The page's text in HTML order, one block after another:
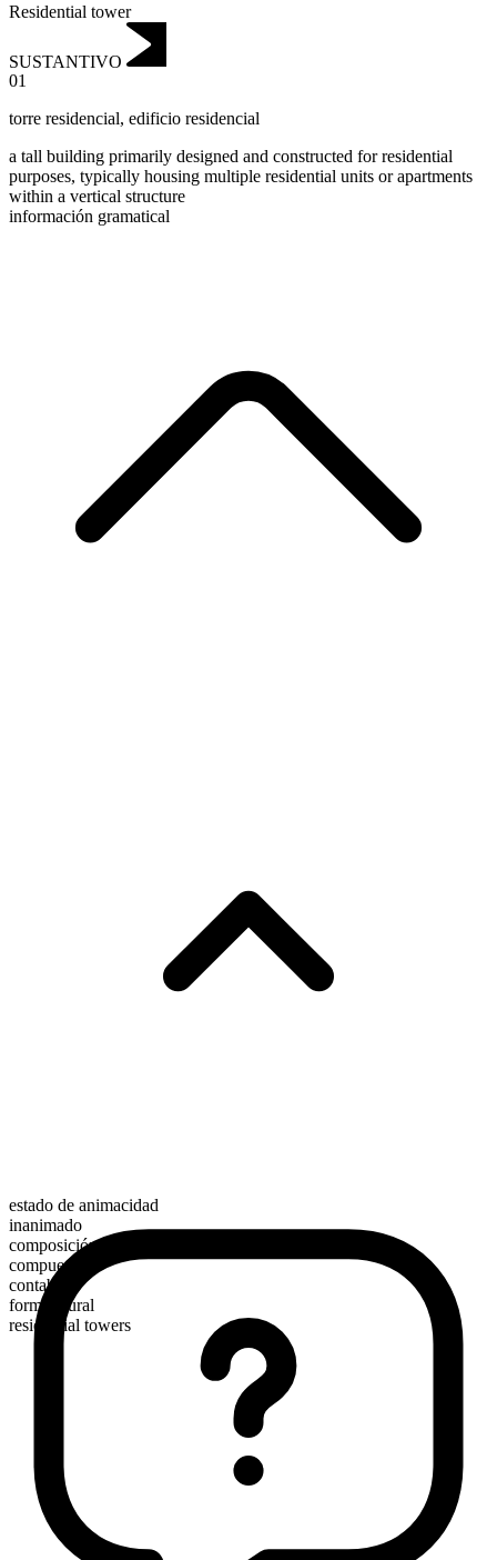
Residential tower
SUSTANTIVO
01
torre residencial, edificio residencial
a tall building primarily designed and constructed for residential
purposes, typically housing multiple residential units or apartments
within a vertical structure
información gramatical
estado de animacidad
inanimado
composición morfológica
compuesto
contable
forma plural
residential towers